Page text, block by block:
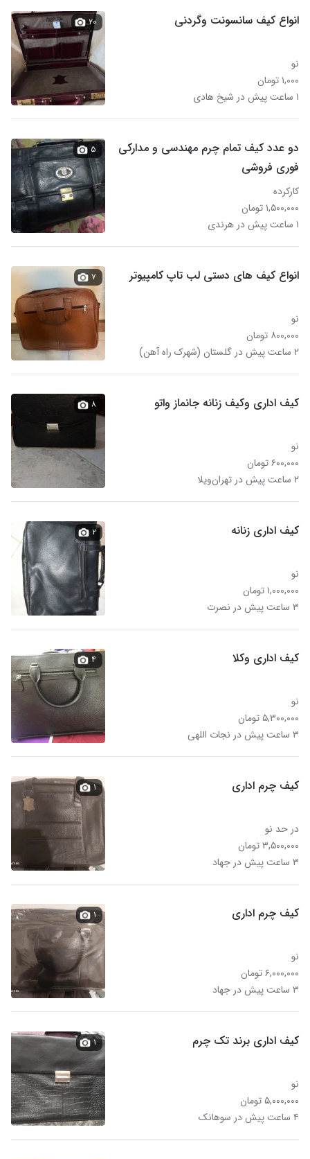
انواع کیف سانسونت وگردنی
نو
۱,۰۰۰ تومان
۱ ساعت پیش در شیخ هادی
۲۰
دو عدد کیف تمام چرم مهندسی و مدارکی
فوری فروشی
کارکرده
۱,۵۰۰,۰۰۰ تومان
۱ ساعت پیش در هرندی
۵
انواع کیف های دستی لب تاپ کامپیوتر
نو
۸۰۰,۰۰۰ تومان
۲ ساعت پیش در گلستان (شهرک راه آهن)
۷
کیف اداری وکیف زنانه جانماز واتو
نو
۶۰۰,۰۰۰ تومان
۲ ساعت پیش در تهران‌ویلا
۸
کیف اداری زنانه
نو
۱,۰۰۰,۰۰۰ تومان
۳ ساعت پیش در نصرت
۲
کیف اداری وکلا
نو
۵,۳۰۰,۰۰۰ تومان
۳ ساعت پیش در نجات اللهی
۴
کیف چرم اداری
در حد نو
۳,۵۰۰,۰۰۰ تومان
۳ ساعت پیش در جهاد
۱
کیف چرم اداری
نو
۶,۰۰۰,۰۰۰ تومان
۳ ساعت پیش در جهاد
۱
کیف اداری برند تک چرم
نو
۵,۰۰۰,۰۰۰ تومان
۴ ساعت پیش در سوهانک
۱